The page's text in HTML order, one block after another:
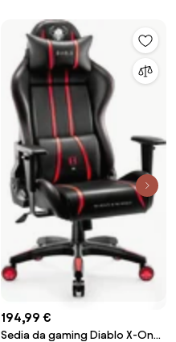
194,99 €
Sedia da gaming Diablo X-One